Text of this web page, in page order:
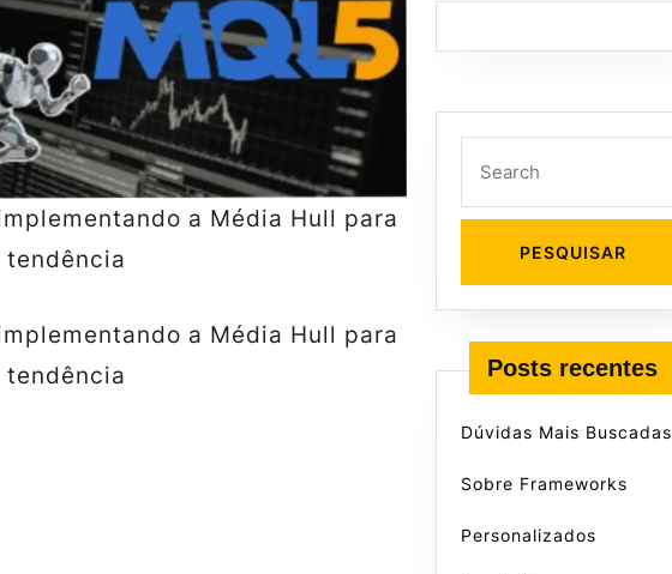
a Média Hull para
a Média Hull para
Posts recentes
Dúvidas Mais Buscadas
Sobre Frameworks
Personalizados